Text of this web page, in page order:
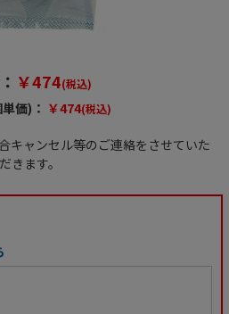
￥474(税込)
価)： ￥474(税込)
キャンセル等のご連絡をさせていた
だきます。